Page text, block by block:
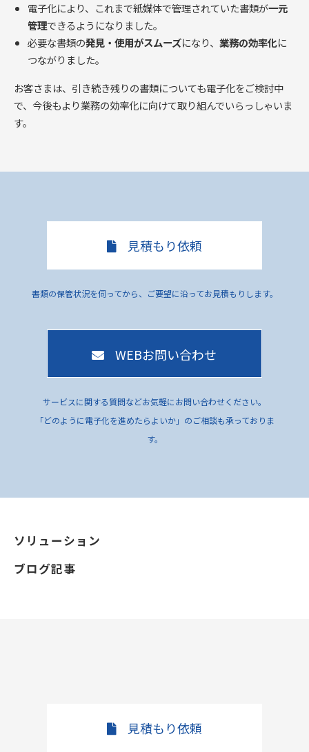
電子化により、これまで紙媒体で管理されていた書類が一元
管理できるようになりました。
必要な書類の発見・使用がスムーズになり、 業務の効率化に
つながりました。
お客さまは、引き続き残りの書類についても電子化をご検討中
で、今後もより業務の効率化に向けて取り組んでいらっしゃいま
す。
見積もり依頼
書類の保管状況を伺ってから、ご要望に沿ってお見積もりします。
WEBお問い合わせ
サービスに関する質問などお気軽にお問い合わせください。
「どのように電子化を進めたらよいか」のご相談も承っておりま
す。
ソリューション
ブログ記事
見積もり依頼